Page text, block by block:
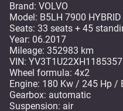
Brand: VOLVO
Model: B5LH 7900 HYBRID
Seats: 33 seats + 45
Year: 06.2017
Mileage: 352983 km
VIN: YV3T1U22XH1185357
Wheel formula: 4x2
Engine: 180 Kw / 245 Hp /
Gearbox: automatic
Suspension: air